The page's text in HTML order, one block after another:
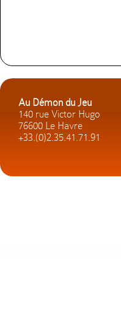
Au Démon du Jeu
140 rue Victor Hugo
76600 Le Havre
+33.(0)2.35.41.71.91